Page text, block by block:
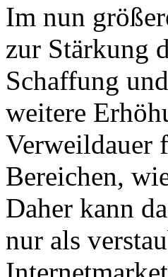
Im nun
zur Stärkung
Schaffung
weitere
Verweildauer
Bereichen,
Daher kann
nur als